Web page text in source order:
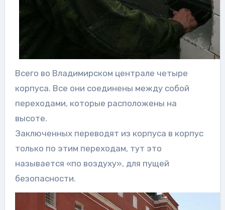
Всего во Владимирском централе четыре
корпуса. Все они соединены между собой
переходами, которые расположены на
высоте.
Заключенных переводят из корпуса в корпус
только по этим переходам, тут это
называется «по воздуху», для пущей
безопасности.